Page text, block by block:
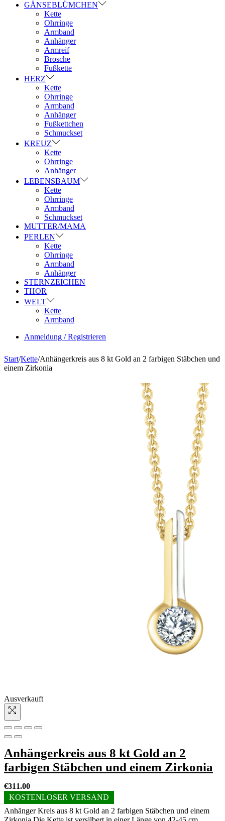
GÄNSEBLÜMCHEN
Kette
Ohrringe
Armband
Anhänger
Armreif
Brosche
Fußkette
HERZ
Kette
Ohrringe
Armband
Anhänger
Fußkettchen
Schmuckset
KREUZ
Kette
Ohrringe
Anhänger
LEBENSBAUM
Kette
Ohrringe
Armband
Schmuckset
MUTTER/MAMA
PERLEN
Kette
Ohrringe
Armband
Anhänger
STERNZEICHEN
THOR
WELT
Kette
Armband
Anmeldung / Registrieren
Start/Kette/Anhängerkreis aus 8 kt Gold an 2 farbigen Stäbchen und
einem Zirkonia
Ausverkauft
Anhängerkreis aus 8 kt Gold an 2
farbigen Stäbchen und einem Zirkonia
€311.00
KOSTENLOSER VERSAND
Anhänger Kreis aus 8 kt Gold an 2 farbigen Stäbchen und einem